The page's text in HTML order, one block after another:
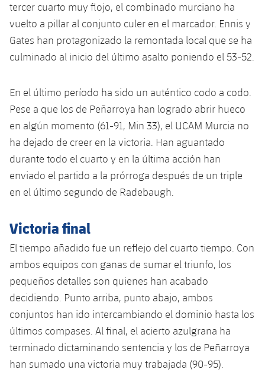
tercer cuarto muy flojo, el combinado murciano ha
vuelto a pillar al conjunto culer en el marcador. Ennis y
Gates han protagonizado la remontada local que se ha
culminado al inicio del último asalto poniendo el 53-52.
En el último período ha sido un auténtico codo a codo.
Pese a que los de Peñarroya han logrado abrir hueco
en algún momento (61-91, Min 33), el UCAM Murcia no
ha dejado de creer en la victoria. Han aguantado
durante todo el cuarto y en la última acción han
enviado el partido a la prórroga después de un triple
en el último segundo de Radebaugh.
Victoria final
El tiempo añadido fue un reflejo del cuarto tiempo. Con
ambos equipos con ganas de sumar el triunfo, los
pequeños detalles son quienes han acabado
decidiendo. Punto arriba, punto abajo, ambos
conjuntos han ido intercambiando el dominio hasta los
últimos compases. Al final, el acierto azulgrana ha
terminado dictaminando sentencia y los de Peñarroya
han sumado una victoria muy trabajada (90-95).